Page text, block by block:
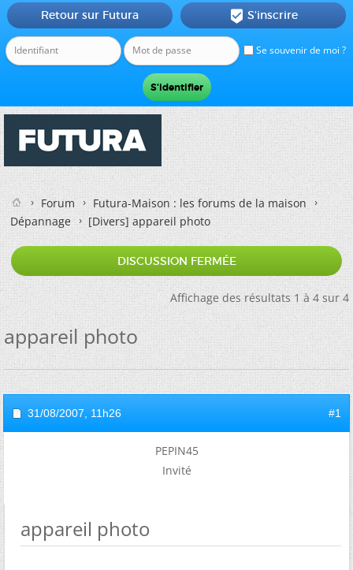
Se souvenir de moi ?
Retour sur Futura  S'inscrire
Forum
Futura-Maison : les forums de la maison
Dépannage
[Divers]appareil photo
DISCUSSION FERMÉE
Affichage des résultats 1 à 4 sur 4
appareil photo
31/08/2007, 11h26 #1
PEPIN45
Invité
appareil photo